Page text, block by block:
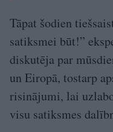
Tāpat šodien
satiksmei būt!”
diskutēja par
un Eiropā, tostarp
risinājumi, lai
visu satiksmes